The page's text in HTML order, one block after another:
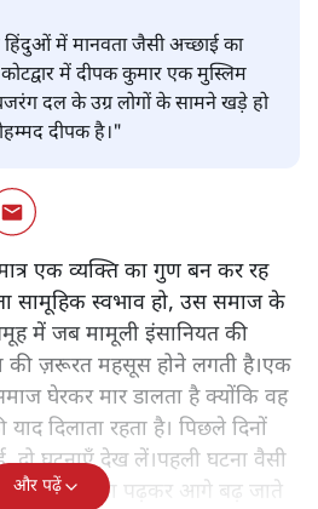
में मानवता जैसी अच्छाई का
में दीपक कुमार एक मुस्लिम
दल के उग्र लोगों के सामने खड़े हो
दीपक है।"
एक व्यक्ति का गुण बन कर रह
सामूहिक स्वभाव हो, उस समाज के
में जब मामूली इंसानियत की
की ज़रूरत महसूस होने लगती है।एक
घेरकर मार डालता है क्योंकि वह
दिलाता रहता है। पिछले दिनों
दो घटनाएँ देख लें।पहली घटना वैसी
हम रोज़ाना पढ़कर आगे बढ़ जाते
और पढ़ें